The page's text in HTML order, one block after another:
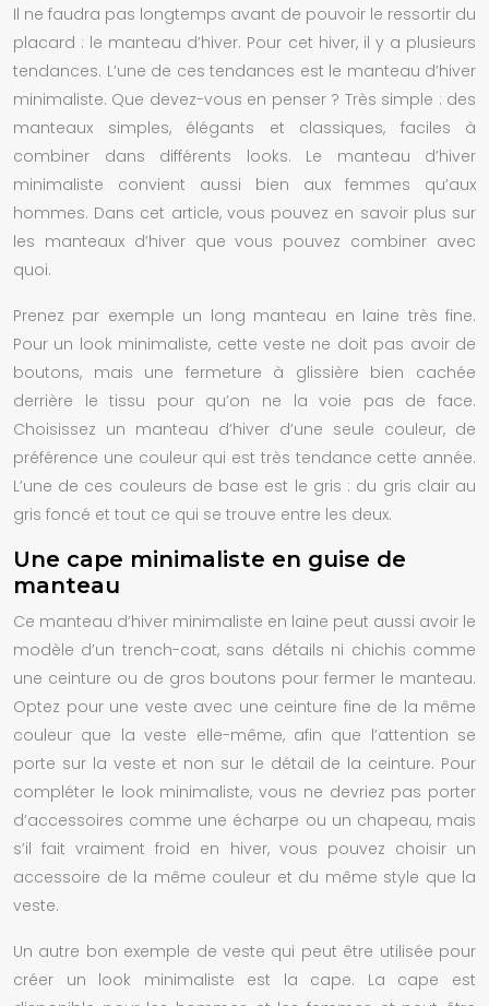
Il ne faudra pas longtemps avant de pouvoir le ressortir du
placard : le manteau d’hiver. Pour cet hiver, il y a plusieurs
tendances. L’une de ces tendances est le manteau d’hiver
minimaliste. Que devez-vous en penser ? Très simple : des
manteaux simples, élégants et classiques, faciles à
combiner dans différents looks. Le manteau d’hiver
minimaliste convient aussi bien aux femmes qu’aux
hommes. Dans cet article, vous pouvez en savoir plus sur
les manteaux d’hiver que vous pouvez combiner avec
quoi.
Prenez par exemple un long manteau en laine très fine.
Pour un look minimaliste, cette veste ne doit pas avoir de
boutons, mais une fermeture à glissière bien cachée
derrière le tissu pour qu’on ne la voie pas de face.
Choisissez un manteau d’hiver d’une seule couleur, de
préférence une couleur qui est très tendance cette année.
L’une de ces couleurs de base est le gris : du gris clair au
gris foncé et tout ce qui se trouve entre les deux.
Une cape minimaliste en guise de
manteau
Ce manteau d’hiver minimaliste en laine peut aussi avoir le
modèle d’un trench-coat, sans détails ni chichis comme
une ceinture ou de gros boutons pour fermer le manteau.
Optez pour une veste avec une ceinture fine de la même
couleur que la veste elle-même, afin que l’attention se
porte sur la veste et non sur le détail de la ceinture. Pour
compléter le look minimaliste, vous ne devriez pas porter
d’accessoires comme une écharpe ou un chapeau, mais
s’il fait vraiment froid en hiver, vous pouvez choisir un
accessoire de la même couleur et du même style que la
veste.
Un autre bon exemple de veste qui peut être utilisée pour
créer un look minimaliste est la cape. La cape est